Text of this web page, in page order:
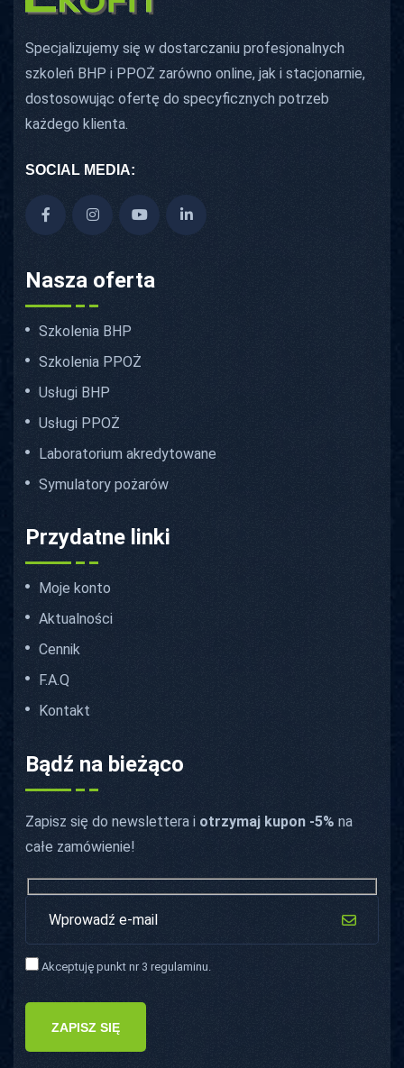
Specjalizujemy się w dostarczaniu profesjonalnych
szkoleń BHP i PPOŻ zarówno online, jak i stacjonarnie,
dostosowując ofertę do specyficznych potrzeb
każdego klienta.
SOCIAL MEDIA:
Nasza oferta
Szkolenia BHP
Szkolenia PPOŻ
Usługi BHP
Usługi PPOŻ
Laboratorium akredytowane
Symulatory pożarów
Przydatne linki
Moje konto
Aktualności
Cennik
F.A.Q
Kontakt
Bądź na bieżąco
Zapisz się do newslettera i otrzymaj kupon -5% na
całe zamówienie!
Akceptuję punkt nr 3 regulaminu.
ZAPISZ SIĘ